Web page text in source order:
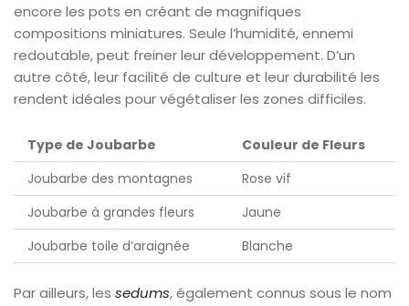
encore les pots en créant de magnifiques
compositions miniatures. Seule l’humidité, ennemi
redoutable, peut freiner leur développement. D’un
autre côté, leur facilité de culture et leur durabilité les
rendent idéales pour végétaliser les zones difficiles.
Type de Joubarbe
Couleur de Fleurs
Joubarbe des montagnes
Rose vif
Joubarbe à grandes fleurs
Jaune
Joubarbe toile d’araignée
Blanche
Par ailleurs, les sedums, également connus sous le nom